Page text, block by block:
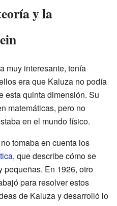
y la
muy interesante, tenía
era que Kaluza no podía
esta quinta dimensión. Su
matemáticas, pero no
en el mundo físico.
tomaba en cuenta los
, que describe cómo se
pequeñas. En 1926, otro
para resolver estos
de Kaluza y desarrolló lo